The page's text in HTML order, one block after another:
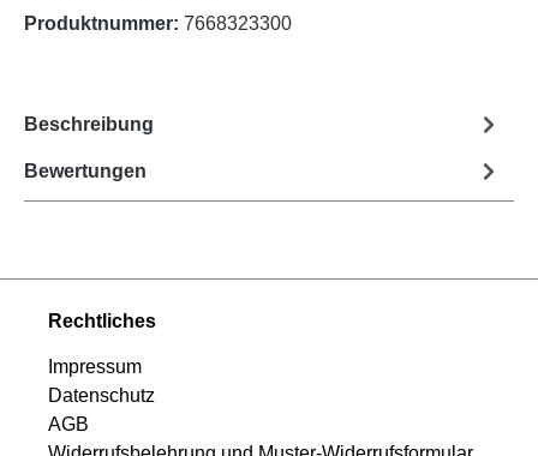
Produktnummer: 7668323300
Beschreibung
Bewertungen
Rechtliches
Impressum
Datenschutz
AGB